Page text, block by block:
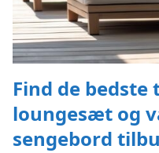
Find de bedste
loungesæt og
sengebord